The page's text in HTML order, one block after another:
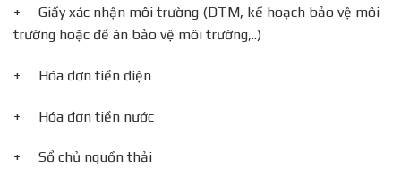
+ Giấy xác nhận môi trường (DTM, kế hoạch bảo vệ môi
trường hoặc đề án bảo vệ môi trường,..)
+ Hóa đơn tiền điện
+ Hóa đơn tiền nước
+ Sổ chủ nguồn thải